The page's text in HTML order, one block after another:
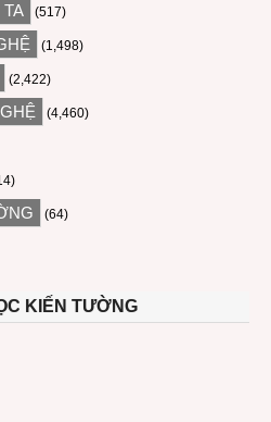
(517)
(1,498)
(2,422)
(4,460)
(64)
KIẾN TƯỜNG